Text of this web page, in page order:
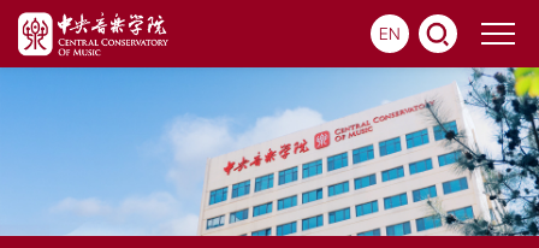
EN